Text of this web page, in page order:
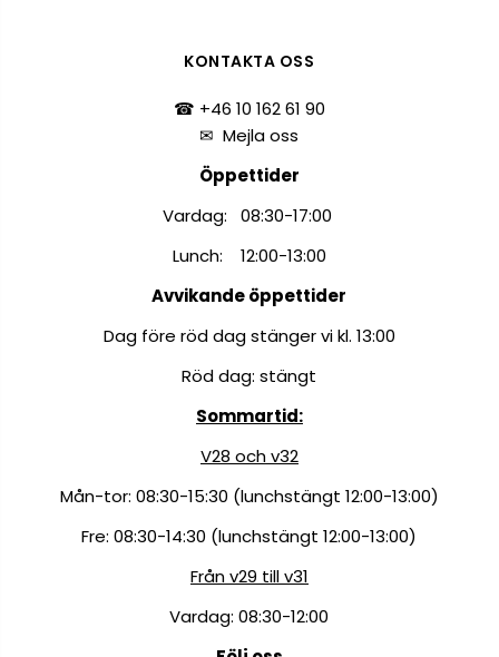
KONTAKTA OSS
☎ +46 10 162 61 90
✉Mejla oss
Öppettider
Vardag: 08:30-17:00
Lunch: 12:00-13:00
Avvikande öppettider
Dag före röd dag stänger vi kl. 13:00
Röd dag: stängt
Sommartid:
V28 och v32
Mån-tor: 08:30-15:30 (lunchstängt 12:00-13:00)
Fre: 08:30-14:30 (lunchstängt 12:00-13:00)
Från v29 till v31
Vardag: 08:30-12:00